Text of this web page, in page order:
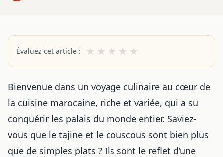
Évaluez cet article : ★ ★ ★ ★ ★
Bienvenue dans un voyage culinaire au cœur de
la cuisine marocaine, riche et variée, qui a su
conquérir les palais du monde entier. Saviez-
vous que le tajine et le couscous sont bien plus
que de simples plats ? Ils sont le reflet d’une